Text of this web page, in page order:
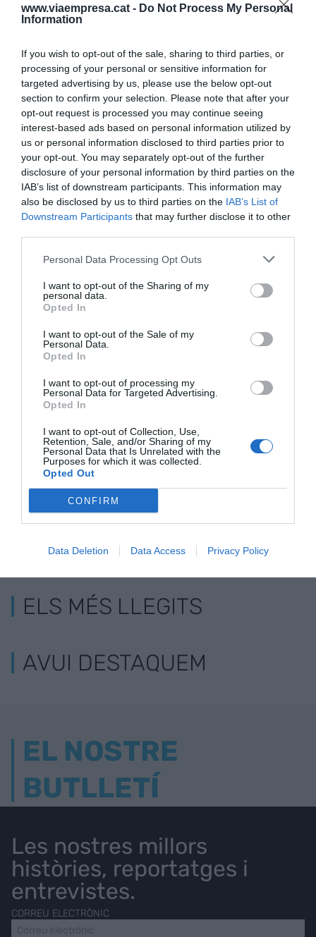
www.viaempresa.cat - Do Not Process My Personal
Information
If you wish to opt-out of the sale, sharing to third parties, or
processing of your personal or sensitive information for
targeted advertising by us, please use the below opt-out
section to confirm your selection. Please note that after your
opt-out request is processed you may continue seeing
interest-based ads based on personal information utilized by
us or personal information disclosed to third parties prior to
your opt-out. You may separately opt-out of the further
disclosure of your personal information by third parties on the
IAB’s list of downstream participants. This information may
also be disclosed by us to third parties on the IAB’s List of
Downstream Participants that may further disclose it to other
Personal Data Processing Opt Outs
I want to opt-out of the Sharing of my
personal data.
Opted In
I want to opt-out of the Sale of my
Personal Data.
Opted In
I want to opt-out of processing my
Personal Data for Targeted Advertising.
Opted In
I want to opt-out of Collection, Use,
Retention, Sale, and/or Sharing of my
Personal Data that Is Unrelated with the
Purposes for which it was collected.
Opted Out
CONFIRM
Data Deletion Data Access Privacy Policy
sortides.
AfegirVIA Empresa com a font preferida de
Google de forma gratuïta
Estigues informat amb les últimes notícies d'actualitat
ACTIVAR ARA
RELACIONADES
Elon Musk planteja
dels treballadors de
Twitter
Twitter acomiada
treballadors a
l'estat espanyol
Elon Musk
directius
ELS MÉS LLEGITS
AVUI DESTAQUEM
EL NOSTRE
BUTLLETÍ
Les nostres millors
històries, reportatges i
entrevistes.
CORREU ELECTRÒNIC